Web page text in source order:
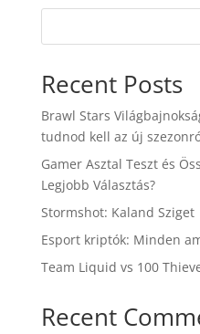
Recent Posts
Brawl Stars
tudnod kell az új
Gamer Asztal Teszt és
Legjobb Választás?
Stormshot: Kaland Sziget
Esport kriptók: Minden
Team Liquid vs 100
Recent